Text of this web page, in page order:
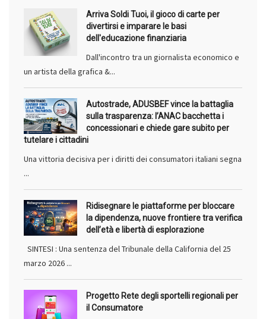
Arriva Soldi Tuoi, il gioco di carte per
divertirsi e imparare le basi
dell'educazione finanziaria
Dall'incontro tra un giornalista economico e
un artista della grafica &...
Autostrade, ADUSBEF vince la battaglia
sulla trasparenza: l’ANAC bacchetta i
concessionari e chiede gare subito per
tutelare i cittadini
Una vittoria decisiva per i diritti dei consumatori italiani segna
...
Ridisegnare le piattaforme per bloccare
la dipendenza, nuove frontiere tra verifica
dell’età e libertà di esplorazione
SINTESI : Una sentenza del Tribunale della California del 25
marzo 2026 ...
Progetto Rete degli sportelli regionali per
il Consumatore